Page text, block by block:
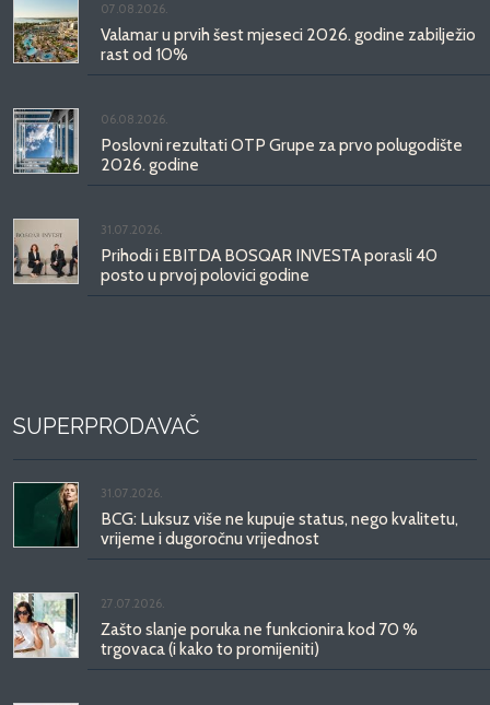
07.08.2026.
Valamar u prvih šest mjeseci 2026. godine zabilježio
rast od 10%
06.08.2026.
Poslovni rezultati OTP Grupe za prvo polugodište
2026. godine
31.07.2026.
Prihodi i EBITDA BOSQAR INVESTA porasli 40
posto u prvoj polovici godine
SUPERPRODAVAČ
31.07.2026.
BCG: Luksuz više ne kupuje status, nego kvalitetu,
vrijeme i dugoročnu vrijednost
27.07.2026.
Zašto slanje poruka ne funkcionira kod 70 %
trgovaca (i kako to promijeniti)